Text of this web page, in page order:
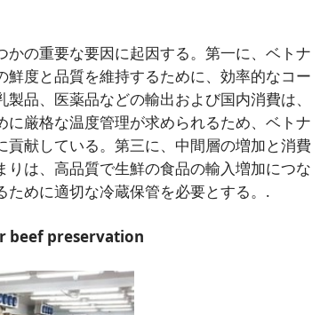
の重要な要因に起因する。第一に、ベトナ
度と品質を維持するために、効率的なコー
品、医薬品などの輸出および国内消費は、
厳格な温度管理が求められるため、ベトナ
献している。第三に、中間層の増加と消費
は、高品質で生鮮の食品の輸入増加につな
めに適切な冷蔵保管を必要とする。.
beef preservation